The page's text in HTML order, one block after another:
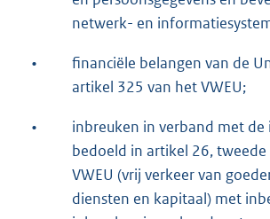
netwerk- en
•
financiële belangen van de
artikel 325 van het VWEU;
•
inbreuken in verband met
bedoeld in artikel 26,
VWEU (vrij verkeer van
diensten en kapitaal) met